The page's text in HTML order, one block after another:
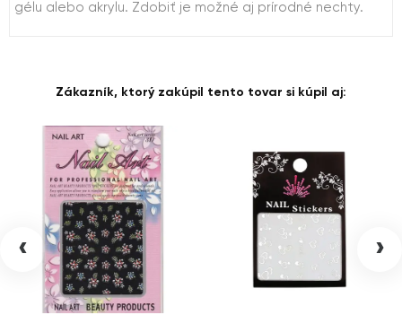
gélu alebo akrylu. Zdobiť je možné aj prírodné nechty.
Zákazník, ktorý zakúpil tento tovar si kúpil aj:
‹ ›